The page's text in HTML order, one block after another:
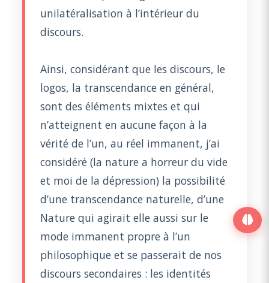
unilatéralisation à l’intérieur du
discours.
Ainsi, considérant que les discours, le
logos, la transcendance en général,
sont des éléments mixtes et qui
n’atteignent en aucune façon à la
vérité de l’un, au réel immanent, j’ai
considéré (la nature a horreur du vide
et moi de la dépression) la possibilité
d’une transcendance naturelle, d’une
Nature qui agirait elle aussi sur le
mode immanent propre à l’un
philosophique et se passerait de nos
discours secondaires : les identités